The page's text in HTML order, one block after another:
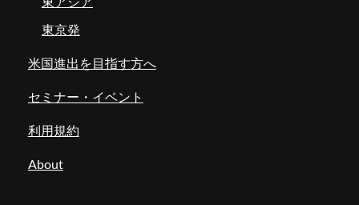
東京発
米国進出を目指す方へ
セミナー・イベント
利用規約
About